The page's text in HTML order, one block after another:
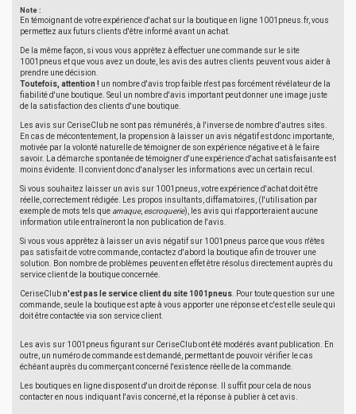
Note :
En témoignant de votre expérience d'achat sur la boutique en ligne 1001pneus.fr, vous
permettez aux futurs clients d'être informé avant un achat.
De la même façon, si vous vous apprêtez à effectuer une commande sur le site
1001pneus et que vous avez un doute, les avis des autres clients peuvent vous aider à
prendre une décision.
Toutefois, attention ! un nombre d'avis trop faible n'est pas forcément révélateur de la
fiabilité d'une boutique. Seul un nombre d'avis important peut donner une image juste
de la satisfaction des clients d'une boutique.
Les avis sur CeriseClub ne sont pas rémunérés, à l'inverse de nombre d'autres sites.
En cas de mécontentement, la propension à laisser un avis négatif est donc importante,
motivée par la volonté naturelle de témoigner de son expérience négative et à le faire
savoir. La démarche spontanée de témoigner d'une expérience d'achat satisfaisante est
moins évidente. Il convient donc d'analyser les informations avec un certain recul.
Si vous souhaitez laisser un avis sur 1001pneus, votre expérience d'achat doit être
réelle, correctement rédigée. Les propos insultants, diffamatoires, (l'utilisation par
exemple de mots tels que arnaque, escroquerie), les avis qui n'apporteraient aucune
information utile entraîneront la non publication de l'avis.
Si vous vous apprêtez à laisser un avis négatif sur 1001pneus parce que vous n'êtes
pas satisfait de votre commande, contactez d'abord la boutique afin de trouver une
solution. Bon nombre de problèmes peuvent en effet être résolus directement auprès du
service client de la boutique concernée.
CeriseClubn'est pas le service client du site 1001pneus . Pour toute question sur une
commande, seule la boutique est apte à vous apporter une réponse et c'est elle seule qui
doit être contactée via son service client.
Les avis sur 1001pneus figurant sur CeriseClub ont été modérés avant publication. En
outre, un numéro de commande est demandé, permettant de pouvoir vérifier le cas
échéant auprès du commerçant concerné l'existence réelle de la commande.
Les boutiques en ligne disposent d'un droit de réponse. Il suffit pour cela de nous
contacter en nous indiquant l'avis concerné, et la réponse à publier à cet avis.